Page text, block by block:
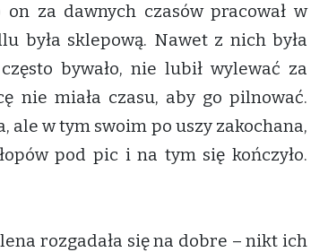
za dawnych czasów pracował w
była sklepową. Nawet z nich była
bywało, nie lubił wylewać za
nie miała czasu, aby go pilnować.
ale w tym swoim po uszy zakochana,
pod pic i na tym się kończyło.
rozgadała się na dobre – nikt ich